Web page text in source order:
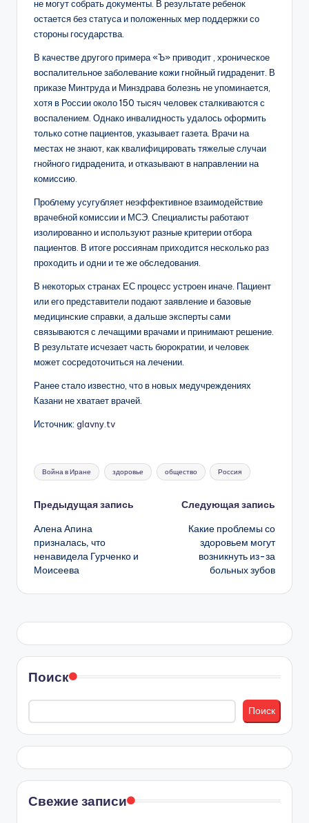
не могут собрать документы. В результате ребенок
остается без статуса и положенных мер поддержки со
стороны государства.
В качестве другого примера «Ъ» приводит , хроническое
воспалительное заболевание кожи гнойный гидраденит. В
приказе Минтруда и Минздрава болезнь не упоминается,
хотя в России около 150 тысяч человек сталкиваются с
воспалением. Однако инвалидность удалось оформить
только сотне пациентов, указывает газета. Врачи на
местах не знают, как квалифицировать тяжелые случаи
гнойного гидраденита, и отказывают в направлении на
комиссию.
Проблему усугубляет неэффективное взаимодействие
врачебной комиссии и МСЭ. Специалисты работают
изолированно и используют разные критерии отбора
пациентов. В итоге россиянам приходится несколько раз
проходить и одни и те же обследования.
В некоторых странах ЕС процесс устроен иначе. Пациент
или его представители подают заявление и базовые
медицинские справки, а дальше эксперты сами
связываются с лечащими врачами и принимают решение.
В результате исчезает часть бюрократии, и человек
может сосредоточиться на лечении.
Ранее стало известно, что в новых медучреждениях
Казани не хватает врачей.
Источник: glavny.tv
Метки:
Война в Иране здоровье общество Россия
Навигация
записи
Предыдущая запись
Алена Апина
призналась, что
ненавидела Гурченко и
Моисеева
Следующая запись
Какие проблемы со
здоровьем могут
возникнуть из-за
больных зубов
Поиск
Поиск
Свежие записи